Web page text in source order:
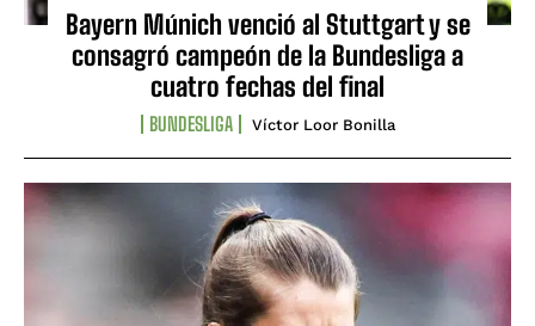
Bayern Múnich venció al Stuttgart y se
consagró campeón de la Bundesliga a
cuatro fechas del final
BUNDESLIGA Víctor Loor Bonilla